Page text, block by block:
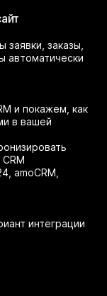
заказы,
автоматически
и покажем, как
в вашей
amoCRM,
интеграции